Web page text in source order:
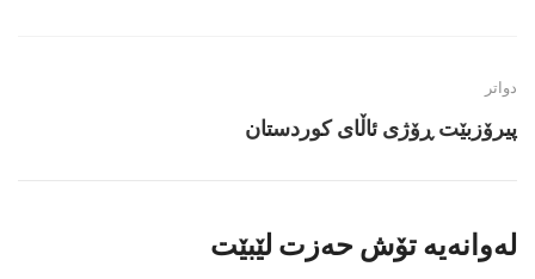
دواتر
پیرۆزبێت ڕۆژی ئاڵای کوردستان
لەوانەیە تۆش حەزت لێبێت